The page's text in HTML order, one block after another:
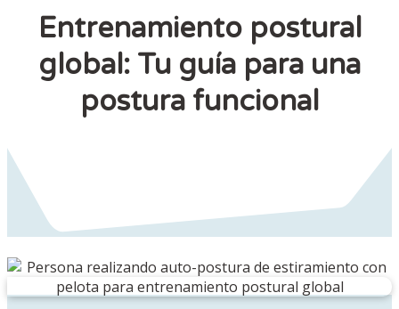
Entrenamiento postural
global: Tu guía para una
postura funcional